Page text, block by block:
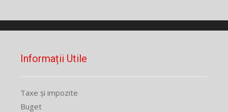
Informații Utile
Taxe și impozite
Buget